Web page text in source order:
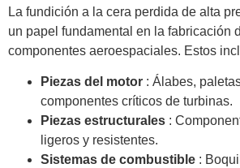
La fundición a la cera perdida de alta
un papel fundamental en la fabricación
componentes aeroespaciales. Estos
Piezas del motor : Álabes,
componentes críticos de turbinas.
Piezas estructurales :
ligeros y resistentes.
Sistemas de combustible :